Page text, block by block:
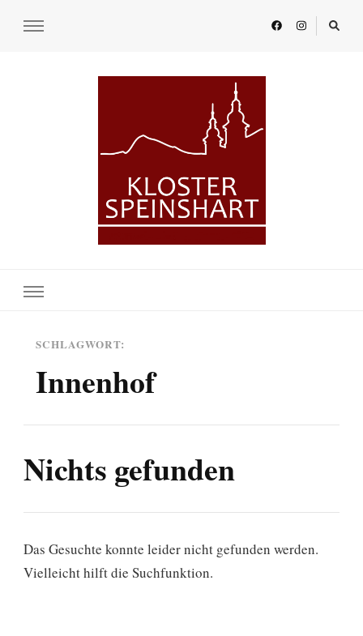
SCHLAGWORT:
Innenhof
Nichts gefunden
Das Gesuchte konnte leider nicht gefunden werden.
Vielleicht hilft die Suchfunktion.